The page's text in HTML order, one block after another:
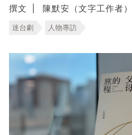
撰文 陳默安（文字工作者）
迷台劇 人物專訪